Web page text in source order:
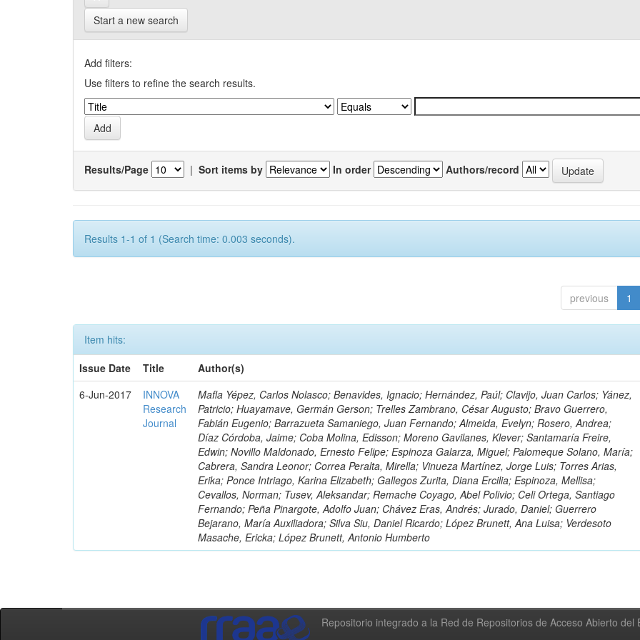
Start a new search
Add filters:
Use filters to refine the search results.
Results/Page | Sort items by In order Authors/record
Results 1-1 of 1 (Search time: 0.003 seconds).
previous 1
Item hits:
Issue Date
Title
Author(s)
6-Jun-2017
INNOVA
Research
Journal
Mafla Yépez, Carlos Nolasco; Benavides, Ignacio; Hernández, Paúl; Clavijo, Juan Carlos; Yánez,
Patricio; Huayamave, Germán Gerson; Trelles Zambrano, César Augusto; Bravo Guerrero,
Fabián Eugenio; Barrazueta Samaniego, Juan Fernando; Almeida, Evelyn; Rosero, Andrea;
Díaz Córdoba, Jaime; Coba Molina, Edisson; Moreno Gavilanes, Klever; Santamaría Freire,
Edwin; Novillo Maldonado, Ernesto Felipe; Espinoza Galarza, Miguel; Palomeque Solano, María;
Cabrera, Sandra Leonor; Correa Peralta, Mirella; Vinueza Martínez, Jorge Luis; Torres Arias,
Erika; Ponce Intriago, Karina Elizabeth; Gallegos Zurita, Diana Ercilia; Espinoza, Mellisa;
Cevallos, Norman; Tusev, Aleksandar; Remache Coyago, Abel Polivio; Celi Ortega, Santiago
Fernando; Peña Pinargote, Adolfo Juan; Chávez Eras, Andrés; Jurado, Daniel; Guerrero
Bejarano, María Auxiliadora; Silva Siu, Daniel Ricardo; López Brunett, Ana Luisa; Verdesoto
Masache, Ericka; López Brunett, Antonio Humberto
Repositorio integrado a la Red de Repositorios de Acceso Abierto del